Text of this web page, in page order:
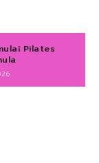
Pilates